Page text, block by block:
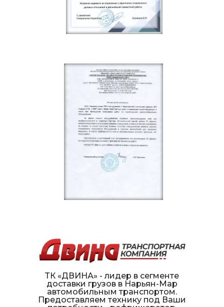
ТК «ДВИНА» - лидер в сегменте
доставки грузов в Нарьян-Мар
автомобильным транспортом.
Предоставляем технику под Ваши